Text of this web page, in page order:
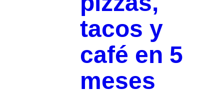
tacos y
café en 5
meses